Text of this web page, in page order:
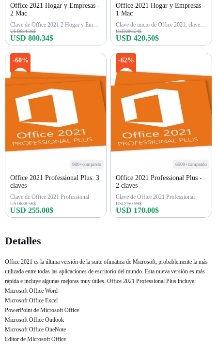
Office 2021 Hogar y Empresas -
2 Mac
Clave de Office 2021 2 Hogar y Empresas
USD684.36$
USD 800.34$
Office 2021 Hogar y Empresas -
1 Mac
Clave de inicio de Office 2021, clave de empresa
USD296.24$
USD 420.50$
-60%
980+comprado
Office 2021 Professional Plus: 3
claves
Clave de Office 2021 Professional
USD638.56$
USD 255.00$
-62%
6500+comprado
Office 2021 Professional Plus -
2 claves
Clave de Office 2021 Professional
USD450.99$
USD 170.00$
Detalles
Office 2021 es la última versión de la suite ofimática de Microsoft, probablemente la más
utilizada entre todas las aplicaciones de escritorio del mundo. Esta nueva versión es más
rápida e incluye algunas mejoras muy útiles. Office 2021 Professional Plus incluye:
Microsoft Office Word
Microsoft Office Excel
PowerPoint de Microsoft Office
Microsoft Office Outlook
Microsoft Office OneNote
Editor de Microsoft Office